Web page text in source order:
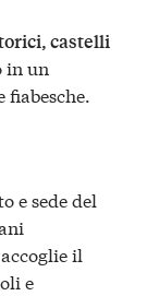
castelli
in un
e sede del
il
e